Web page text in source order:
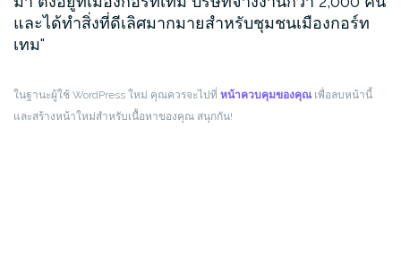
และได้ทำสิ่งที่ดีเลิศมากมายสำหรับชุมชนเมืองกอร์ท
เทม
ในฐานะผู้ใช้ WordPress ใหม่ คุณควรจะไปที่ หน้าควบคุมของคุณ เพื่อลบหน้านี้
และสร้างหน้าใหม่สำหรับเนื้อหาของคุณ สนุกกัน!